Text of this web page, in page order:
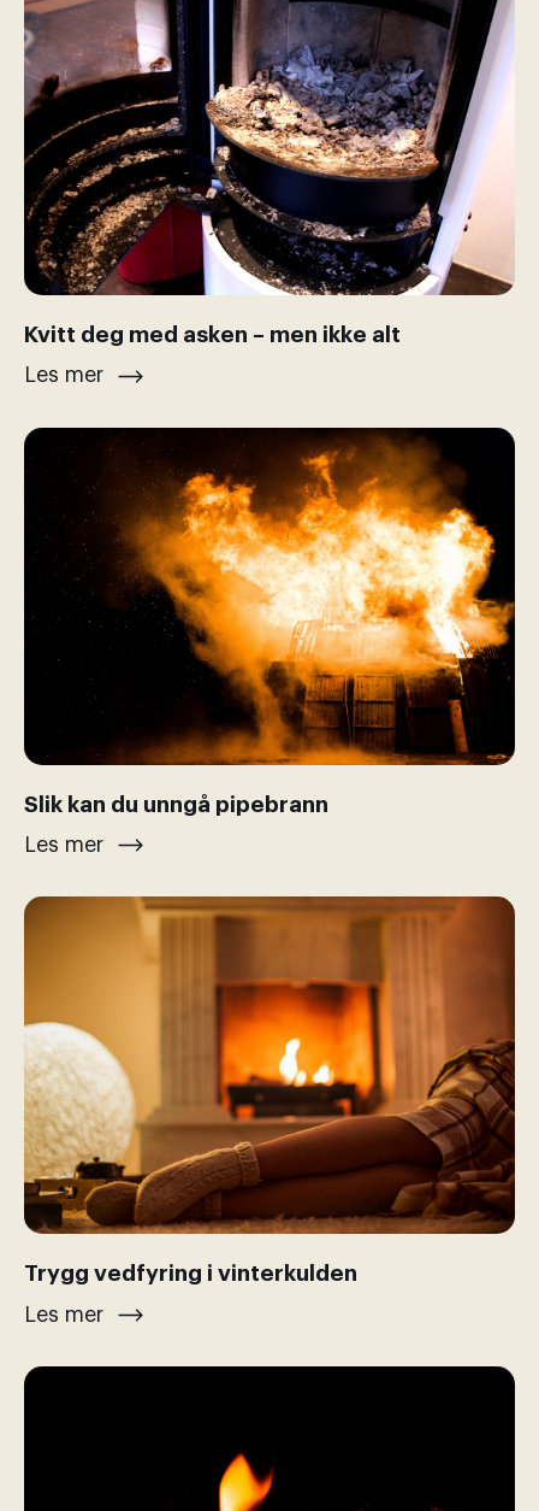
Kvitt deg med asken – men ikke alt
Les mer
Slik kan du unngå pipebrann
Les mer
Trygg vedfyring i vinterkulden
Les mer